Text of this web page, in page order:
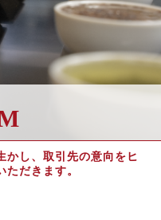
かし、取引先の意向をヒ
だきます。